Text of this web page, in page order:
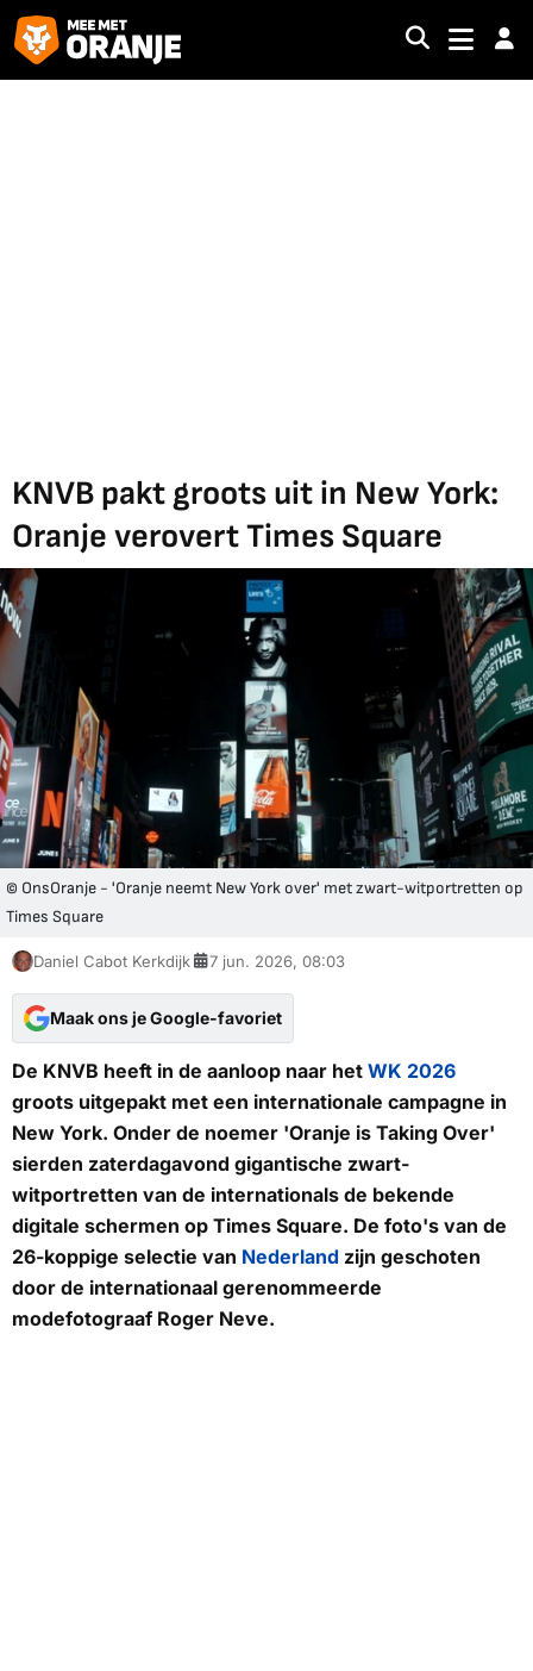
KNVB pakt groots uit in New York:
Oranje verovert Times Square
© OnsOranje - 'Oranje neemt New York over' met zwart-witportretten op
Times Square
Daniel Cabot Kerkdijk 7 jun. 2026, 08:03
Maak ons je Google-favoriet
De KNVB heeft in de aanloop naar het WK 2026
groots uitgepakt met een internationale campagne in
New York. Onder de noemer 'Oranje is Taking Over'
sierden zaterdagavond gigantische zwart-
witportretten van de internationals de bekende
digitale schermen op Times Square. De foto's van de
26-koppige selectie van Nederland zijn geschoten
door de internationaal gerenommeerde
modefotograaf Roger Neve.